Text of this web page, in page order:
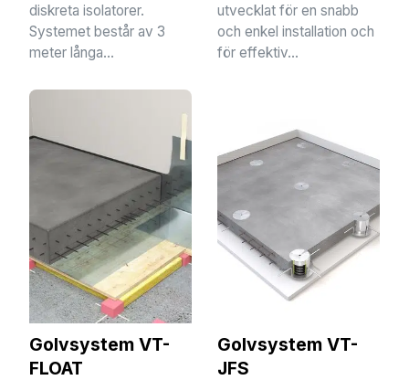
diskreta isolatorer.
Systemet består av 3
meter långa...
utvecklat för en snabb
och enkel installation och
för effektiv...
Golvsystem VT-
FLOAT
Golvsystem VT-
JFS